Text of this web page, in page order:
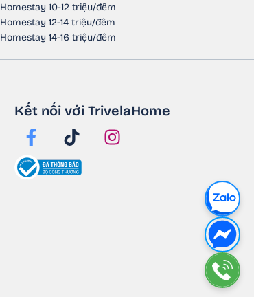
Homestay 10-12 triệu/đêm
Homestay 12-14 triệu/đêm
Homestay 14-16 triệu/đêm
Kết nối với TrivelaHome